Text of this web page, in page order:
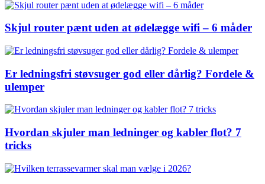
Skjul router pænt uden at ødelægge wifi – 6 måder
Er ledningsfri støvsuger god eller dårlig? Fordele &
ulemper
Hvordan skjuler man ledninger og kabler flot? 7
tricks